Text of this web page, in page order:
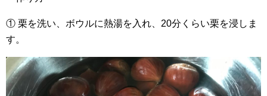
① 栗を洗い、ボウルに熱湯を入れ、20分くらい栗を浸しま
す。